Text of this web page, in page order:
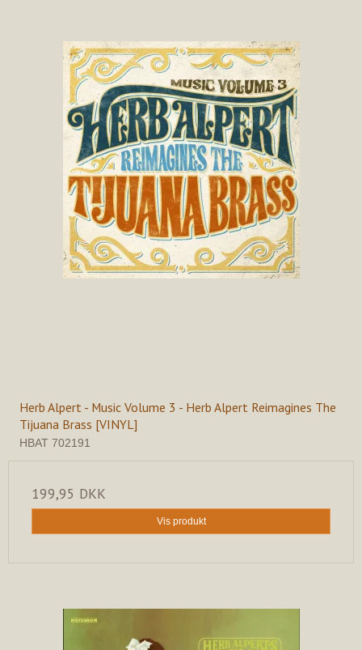
Herb Alpert - Music Volume 3 - Herb Alpert Reimagines The
Tijuana Brass [VINYL]
HBAT 702191
199,95 DKK
Vis produkt